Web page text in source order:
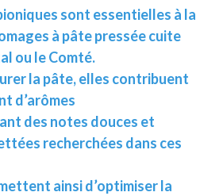
sont essentielles à la
à pâte pressée cuite
ou le Comté.
la pâte, elles contribuent
d’arômes
des notes douces et
recherchées dans ces
ainsi d’optimiser la